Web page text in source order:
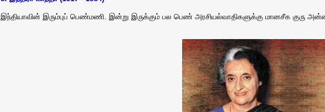
இந்தியாவின் இரும்புப் பெண்மணி. இன்று இருக்கும் பல பெண் அரசியல்வாதிகளுக்கு மானசீக குரு